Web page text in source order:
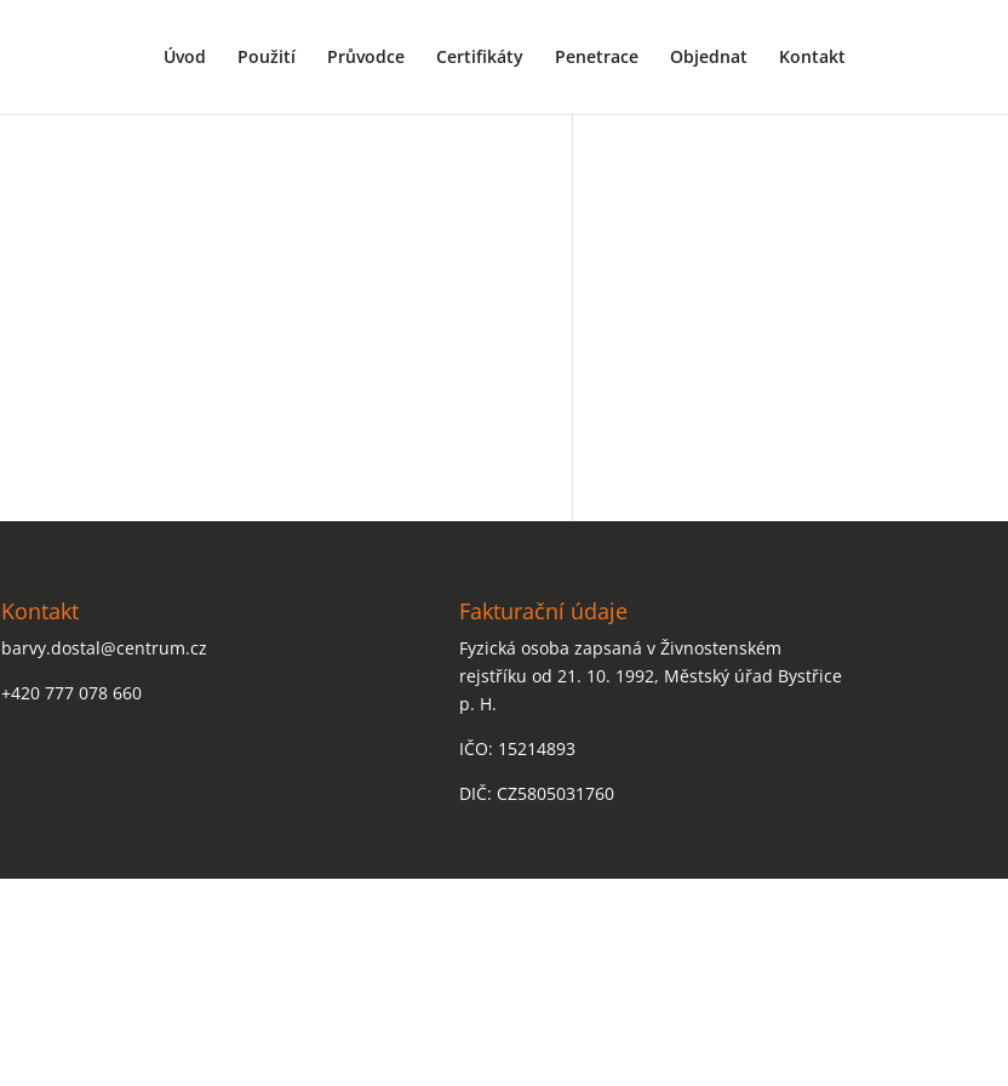
Úvod Použití Průvodce Certifikáty Penetrace Objednat Kontakt
Kontakt
barvy.dostal@centrum.cz
+420 777 078 660
Fakturační údaje
Fyzická osoba zapsaná v Živnostenském
rejstříku od 21. 10. 1992, Městský úřad Bystřice
p. H.
IČO: 15214893
DIČ: CZ5805031760